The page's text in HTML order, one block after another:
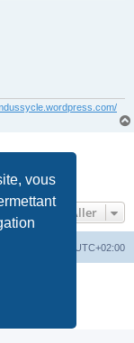
vous
38 39 40
Aller
UTC+02:00
Limited